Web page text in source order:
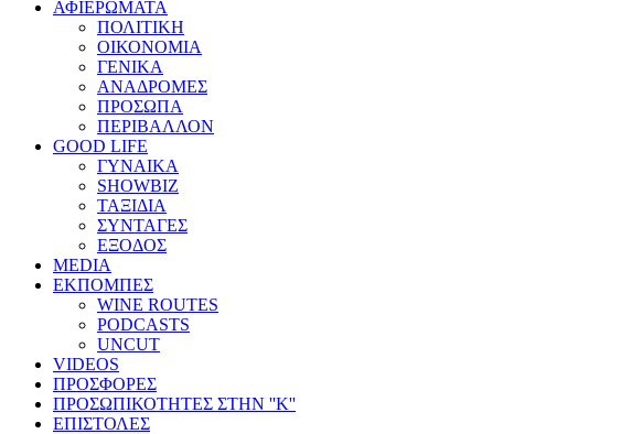
ΑΦΙΕΡΩΜΑΤΑ
ΠΟΛΙΤΙΚΗ
ΟΙΚΟΝΟΜΙΑ
ΓΕΝΙΚΑ
ΑΝΑΔΡΟΜΕΣ
ΠΡΟΣΩΠΑ
ΠΕΡΙΒΑΛΛΟΝ
GOOD LIFE
ΓΥΝΑΙΚΑ
SHOWBIZ
ΤΑΞΙΔΙΑ
ΣΥΝΤΑΓΕΣ
ΕΞΟΔΟΣ
MEDIA
ΕΚΠΟΜΠΕΣ
WINE ROUTES
PODCASTS
UNCUT
VIDEOS
ΠΡΟΣΦΟΡΕΣ
ΠΡΟΣΩΠΙΚΟΤΗΤΕΣ ΣΤΗΝ ''Κ''
ΕΠΙΣΤΟΛΕΣ